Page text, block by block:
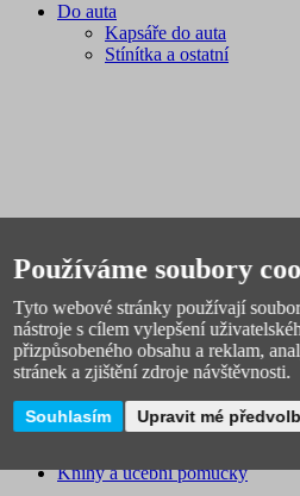
Do auta
Kapsáře do auta
Stínítka a ostatní
Dětské hodiny, budíky
Dětská nástěnná dekorace
Koše a úložné krabice
Hrníčky a sady nádobí
Ortopedické podlahy
Osvětlení
Dětské židle
Povlečení a polštáře
Dětské prostírání
Knihy a učební pomůcky
Používáme soubory
Tyto webové stránky používají
nástroje s cílem vylepšení
přizpůsobeného obsahu a reklam,
stránek a zjištění zdroje návštěvnosti.
Souhlasím Upravit mé